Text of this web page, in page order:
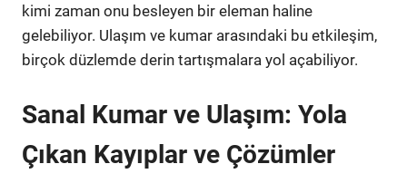
kimi zaman onu besleyen bir eleman haline
gelebiliyor. Ulaşım ve kumar arasındaki bu etkileşim,
birçok düzlemde derin tartışmalara yol açabiliyor.
Sanal Kumar ve Ulaşım: Yola
Çıkan Kayıplar ve Çözümler